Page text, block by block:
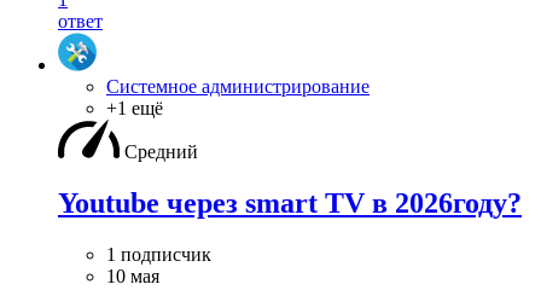
ответ
Системное администрирование
+1 ещё
Средний
Youtube через smart TV в 2026году?
1 подписчик
10 мая